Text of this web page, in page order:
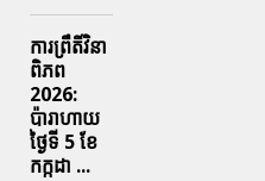
ការព្រឹតិ៍វិនា
ពិភព
2026:
ប៉ារាហាយ
ថ្ងៃទី 5 ខែ
កក្កដា ...